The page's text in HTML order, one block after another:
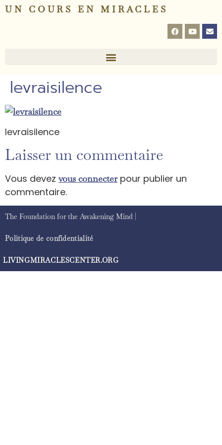
UN COURS EN MIRACLES
levraisilence
levraisilence
Laisser un commentaire
Vous devezvous connecterpour publier un
commentaire.
The Foundation for the Awakening Mind |
Politique de confidentialité
LIVINGMIRACLESCENTER.ORG